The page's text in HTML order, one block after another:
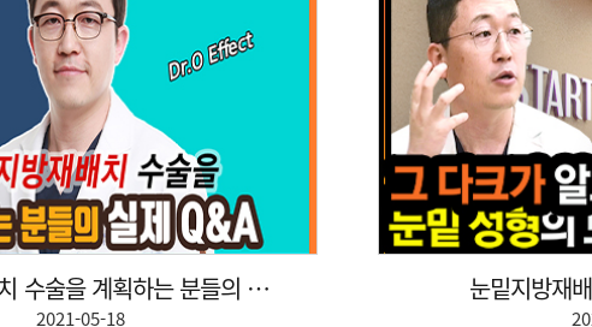
눈밑지방재배치 수술을 계획하는 분들의 실제질문&답변!
2021-05-18
눈밑지방재